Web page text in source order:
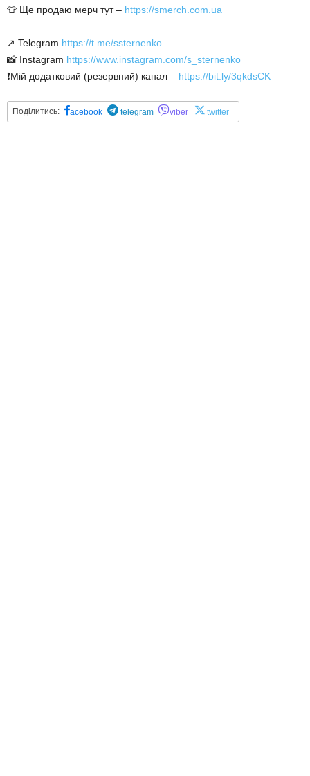
👕 Ще продаю мерч тут – https://smerch.com.ua
↗️ Telegram https://t.me/ssternenko
📸 Instagram https://www.instagram.com/s_sternenko
❗️Мій додатковий (резервний) канал – https://bit.ly/3qkdsCK
Поділитись: acebook telegram viber twitter